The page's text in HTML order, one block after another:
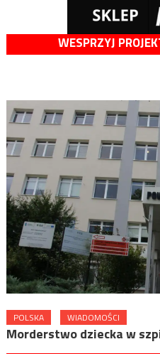
WESPRZYJ
POLSKA WIADOMOŚCI
Morderstwo dziecka w